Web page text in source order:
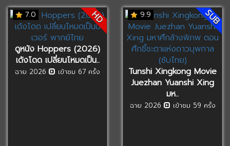
7.0 HD
ดูหนัง Hoppers (2026)
เด้งโดด เปลี่ยนโหมดเป็น..
ฉาย 2026 เข้าชม 67 ครั้ง
9.9 SUB
Tunshi Xingkong Movie
Juezhan Yuanshi Xing
มห..
ฉาย 2026 เข้าชม 59 ครั้ง